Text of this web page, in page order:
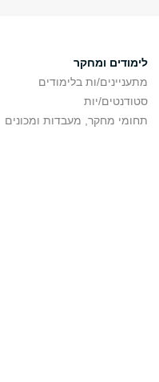
לימודים ומחקר
מתעניינים/ות בלימודים
סטודנטים/יות
תחומי מחקר, מעבדות ומכונים